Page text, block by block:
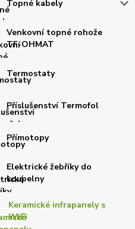
Topné kabely
Venkovní topné rohože
TF-OHMAT
Termostaty
Příslušenství Termofol
Přímotopy
Elektrické žebříky do
koupelny
Keramické infrapanely s
WiFi